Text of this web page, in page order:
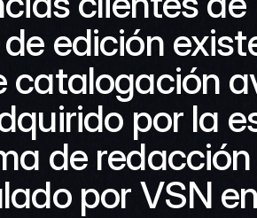
edición
catalogación
por la
de
por VSN